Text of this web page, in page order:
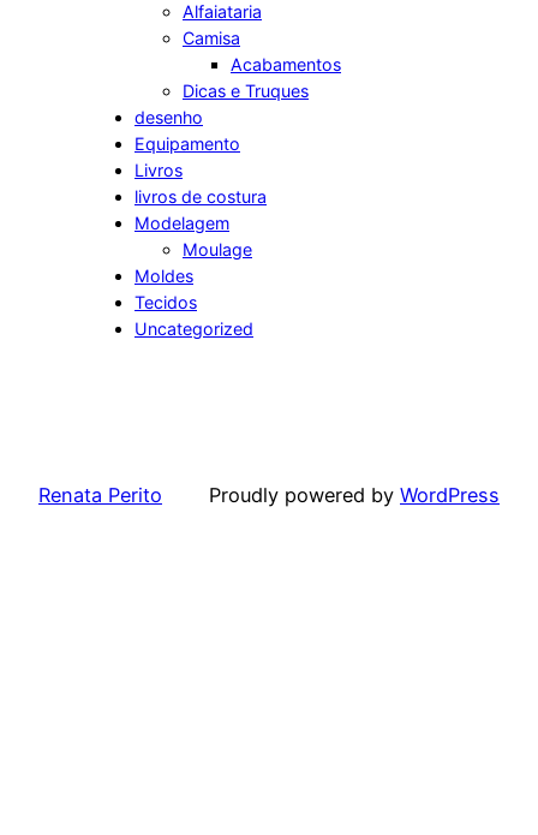
Alfaiataria
Camisa
Acabamentos
Dicas e Truques
desenho
Equipamento
Livros
livros de costura
Modelagem
Moulage
Moldes
Tecidos
Uncategorized
Renata Perito Proudly powered by WordPress